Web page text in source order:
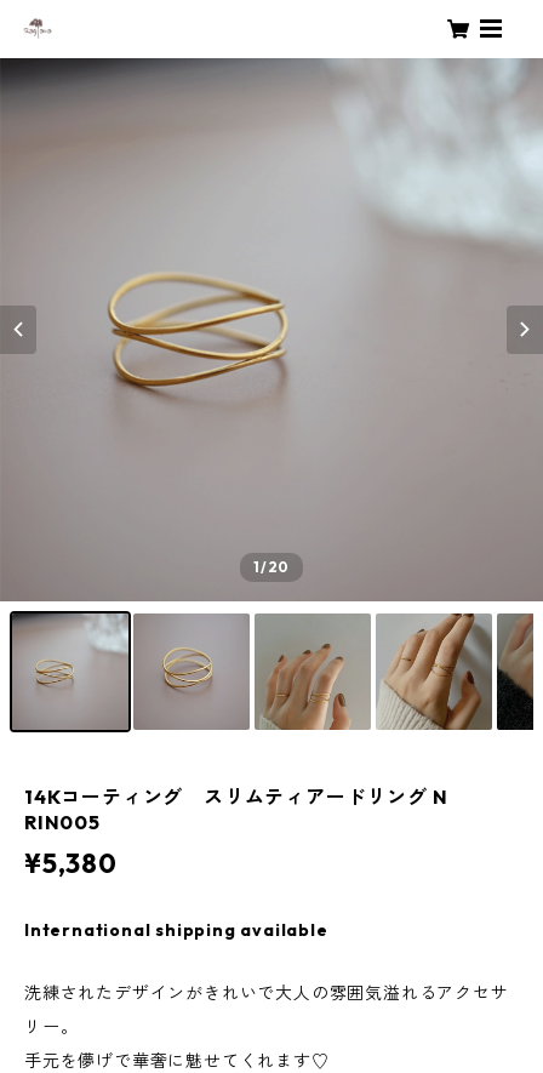
1/20
14Kコーティング スリムティアードリング N
RIN005
¥5,380
International shipping available
洗練されたデザインがきれいで大人の雰囲気溢れるアクセサ
リー。
手元を儚げで華奢に魅せてくれます♡